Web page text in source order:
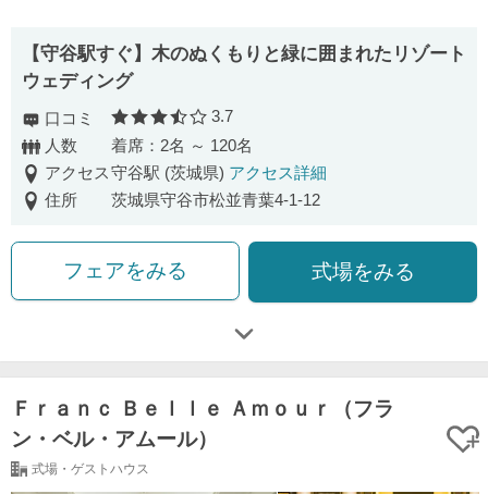
【守谷駅すぐ】木のぬくもりと緑に囲まれたリゾート
ウェディング
口コミ 口コミ評価
3.7
人数
着席：2名 ～ 120名
アクセス守谷駅 (茨城県) アクセス詳細
住所
茨城県守谷市松並青葉4-1-12
フェアをみる 式場をみる
Ｆｒａｎｃ Ｂｅｌｌｅ Ａｍｏｕｒ（フラ
ン・ベル・アムール）
式場・ゲストハウス